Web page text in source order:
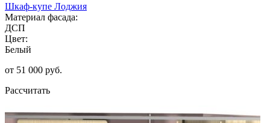
Шкаф-купе Лоджия
Материал фасада:
ДСП
Цвет:
Белый
от 51 000 руб.
Рассчитать